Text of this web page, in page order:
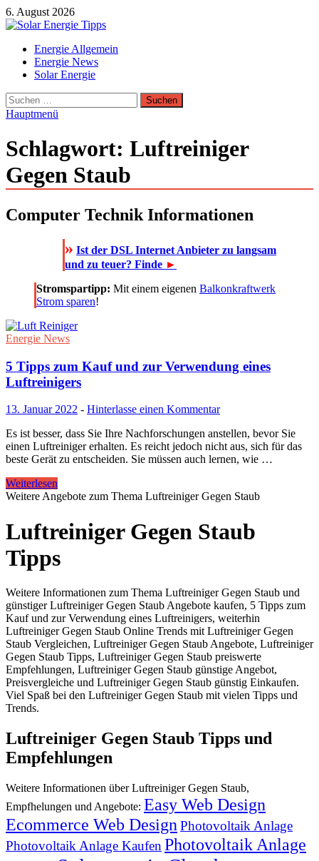
Zum
Inhalt
6. August 2026
Solar Energie Tipps
Solar Energie und Photovoltaik Informationen und Tipps
Energie Allgemein
Energie News
Solar Energie
Suchen
nach:
Hauptmenü
Schlagwort: Luftreiniger
Gegen Staub
Computer Technik Informationen
» Ist der DSL Internet Anbieter zu langsam
und zu teuer? Finde ►
Stromspartipp: Mit einem eigenen Balkonkraftwerk
Strom sparen!
Energie News
5 Tipps zum Kauf und zur Verwendung eines
Luftreinigers
13. Januar 2022 - Hinterlasse einen Kommentar
Es ist besser, dass Sie Ihre Nachforschungen anstellen, bevor Sie
einen Luftreiniger erhalten. Es reicht jedoch nicht aus, sich für das
beste Gerät zu entscheiden. Sie müssen auch lernen, wie …
Weiterlesen
Weitere Angebote zum Thema Luftreiniger Gegen Staub
Luftreiniger Gegen Staub
Tipps
Weitere Informationen zum Thema Luftreiniger Gegen Staub und
günstiger Luftreiniger Gegen Staub Angebote kaufen, 5 Tipps zum
Kauf und zur Verwendung eines Luftreinigers, weiterhin
Luftreiniger Gegen Staub Online Trends mit Luftreiniger Gegen
Staub Vergleichen, Luftreiniger Gegen Staub Angebote, Luftreiniger
Gegen Staub Tipps, Luftreiniger Gegen Staub preiswerte
Empfehlungen, Luftreiniger Gegen Staub günstige Angebot,
Preisvergleiche und Luftreiniger Gegen Staub günstig Einkaufen.
Viel Spaß bei den Luftreiniger Gegen Staub mit vielen Tipps und
Trends.
Luftreiniger Gegen Staub Tipps und
Empfehlungen
Weitere Informationen über Luftreiniger Gegen Staub,
Empfhelungen und Angebote: Easy Web Design
Ecommerce Web Design Photovoltaik Anlage
Photovoltaik Anlage Kaufen Photovoltaik Anlage